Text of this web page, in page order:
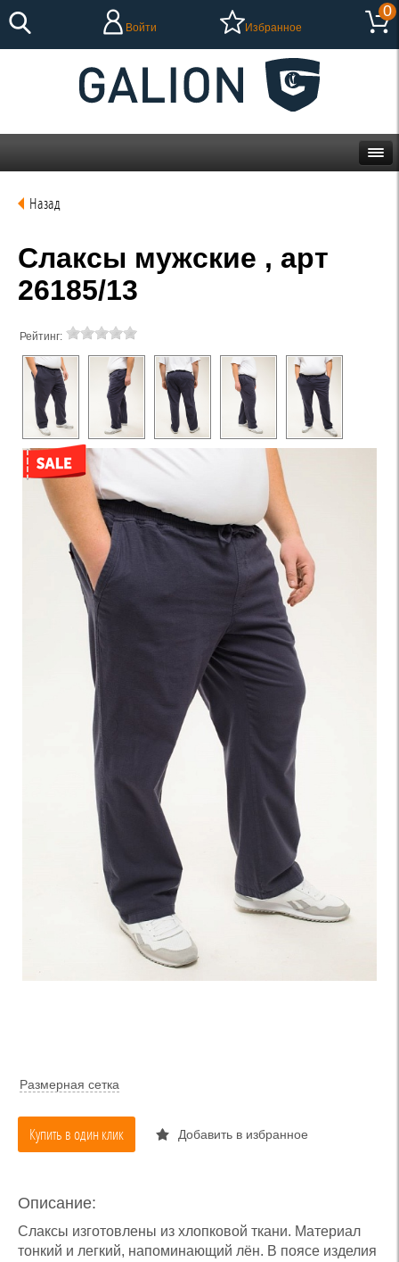
Войти Избранное
0
Назад
Слаксы мужские , арт
26185/13
Рейтинг:
Размерная сетка
Купить в один клик Добавить в избранное
Описание:
Слаксы изготовлены из хлопковой ткани. Материал
тонкий и легкий, напоминающий лён. В поясе изделия